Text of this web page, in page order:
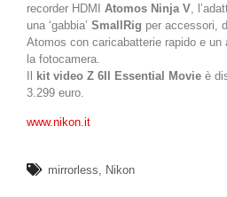
recorder HDMI Atomos Ninja V,
una ‘gabbia’ SmallRig per accessori,
Atomos con caricabatterie rapido e un
la fotocamera.
kit video Z 6II Essential Movie è
3.299 euro.
www.nikon.it
mirrorless Nikon